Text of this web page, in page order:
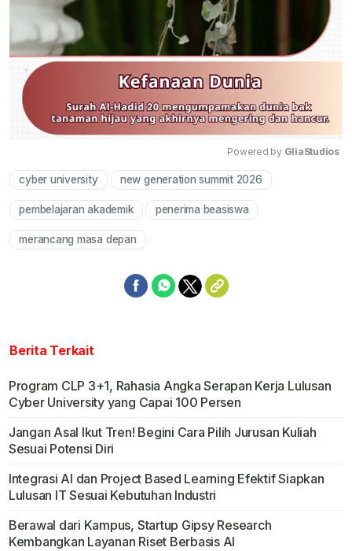
Powered by GliaStudios
cyber university new generation summit 2026
pembelajaran akademik penerima beasiswa
merancang masa depan
Berita Terkait
Program CLP 3+1, Rahasia Angka Serapan Kerja Lulusan
Cyber University yang Capai 100 Persen
Jangan Asal Ikut Tren! Begini Cara Pilih Jurusan Kuliah
Sesuai Potensi Diri
Integrasi AI dan Project Based Learning Efektif Siapkan
Lulusan IT Sesuai Kebutuhan Industri
Berawal dari Kampus, Startup Gipsy Research
Kembangkan Layanan Riset Berbasis AI